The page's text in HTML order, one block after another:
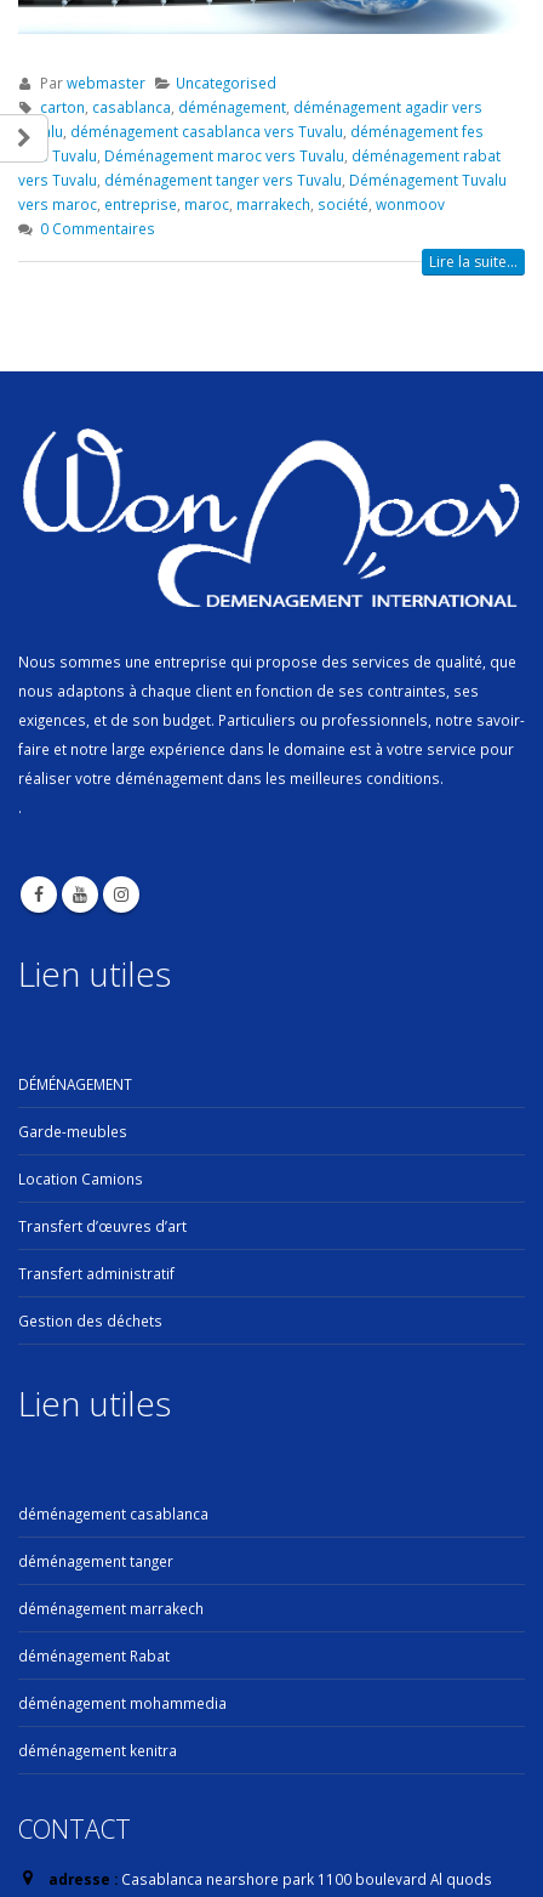
Parwebmaster
Uncategorised
carton, casablanca, déménagement, déménagement agadir vers
Tuvalu, déménagement casablanca vers Tuvalu, déménagement fes
vers Tuvalu, Déménagement maroc vers Tuvalu, déménagement rabat
vers Tuvalu, déménagement tanger vers Tuvalu, Déménagement Tuvalu
vers maroc, entreprise, maroc, marrakech, société, wonmoov
0 Commentaires
Lire la suite...
Nous sommes une entreprise qui propose des services de qualité, que
nous adaptons à chaque client en fonction de ses contraintes, ses
exigences, et de son budget. Particuliers ou professionnels, notre savoir-
faire et notre large expérience dans le domaine est à votre service pour
réaliser votre déménagement dans les meilleures conditions.
.
Lien utiles
DÉMÉNAGEMENT
Garde-meubles
Location Camions
Transfert d’œuvres d’art
Transfert administratif
Gestion des déchets
Lien utiles
déménagement casablanca
déménagement tanger
déménagement marrakech
déménagement Rabat
déménagement mohammedia
déménagement kenitra
CONTACT
adresse : Casablanca nearshore park 1100 boulevard Al quods